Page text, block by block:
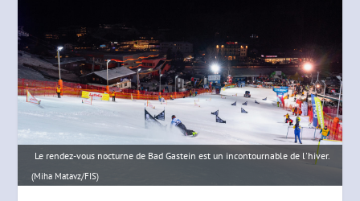
Le rendez-vous nocturne de Bad Gastein est un incontournable de l'hiver.
(Miha Matavz/FIS)